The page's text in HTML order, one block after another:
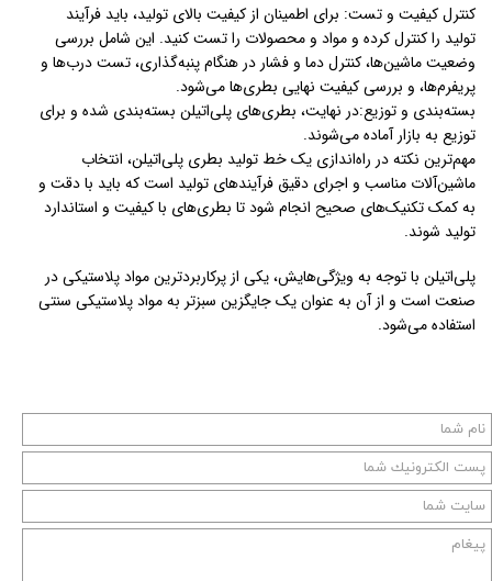
کنترل کیفیت و تست: برای اطمینان از کیفیت بالای تولید، باید فرآیند
تولید را کنترل کرده و مواد و محصولات را تست کنید. این شامل بررسی
وضعیت ماشین‌ها، کنترل دما و فشار در هنگام پنبه‌گذاری، تست درب‌ها و
پریفرم‌ها، و بررسی کیفیت نهایی بطری‌ها می‌شود.
بسته‌بندی و توزیع:در نهایت، بطری‌های پلی‌اتیلن بسته‌بندی شده و برای
توزیع به بازار آماده می‌شوند.
مهم‌ترین نکته در راه‌اندازی یک خط تولید بطری پلی‌اتیلن، انتخاب
ماشین‌آلات مناسب و اجرای دقیق فرآیندهای تولید است که باید با دقت و
به کمک تکنیک‌های صحیح انجام شود تا بطری‌های با کیفیت و استاندارد
تولید شوند.
پلی‌اتیلن با توجه به ویژگی‌هایش، یکی از پرکاربردترین مواد پلاستیکی در
صنعت است و از آن به عنوان یک جایگزین سبزتر به مواد پلاستیکی سنتی
استفاده می‌شود.